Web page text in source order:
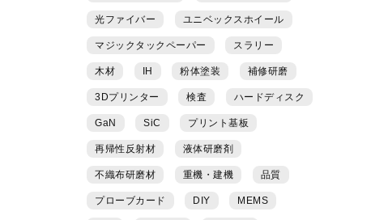
光ファイバー ユニベックスホイール
マジックタックペーパー スラリー
木材 IH 粉体塗装 補修研磨
3Dプリンター 検査 ハードディスク
GaN SiC プリント基板
再帰性反射材 液体研磨剤
不織布研磨材 重機・建機 品質
プローブカード DIY MEMS